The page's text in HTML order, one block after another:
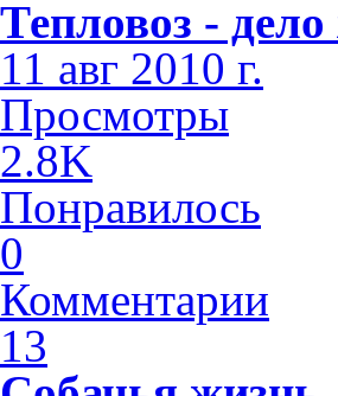
Тепловоз - дело
11 авг 2010 г.
Просмотры
2.8K
Понравилось
0
Комментарии
13